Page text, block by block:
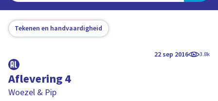
Tekenen en handvaardigheid
22 sep 2016 3.8k
Aflevering 4
Woezel & Pip